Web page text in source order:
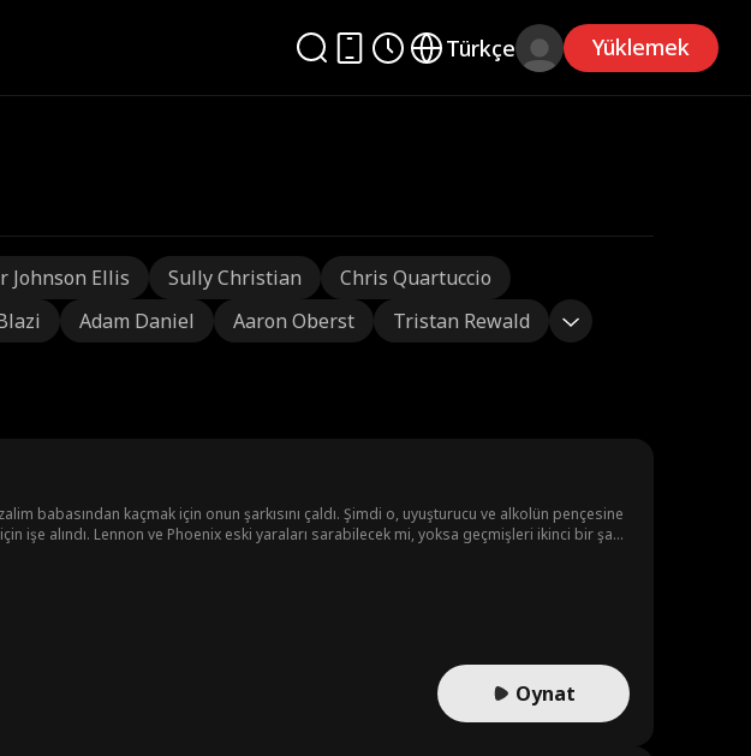
Türkçe Yüklemek
Johnson Ellis Sully Christian
Chris Quartuccio
Adam Daniel Aaron Oberst Tristan Rewald
babasından kaçmak için onun şarkısını çaldı. Şimdi o, uyuşturucu ve alkolün pençesine
işe alındı. Lennon ve Phoenix eski yaraları sarabilecek mi, yoksa geçmişleri ikinci bir şans
Oynat